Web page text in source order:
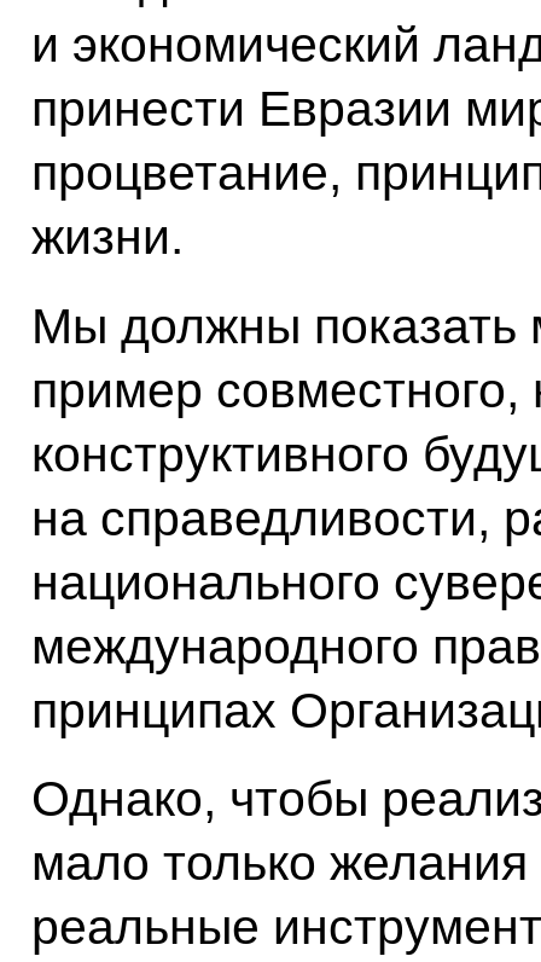
и экономический
принести Евразии
процветание,
жизни.
Мы должны показать
пример совместного,
конструктивного
на справедливости,
национального
международного
принципах
Однако, чтобы
мало только
реальные